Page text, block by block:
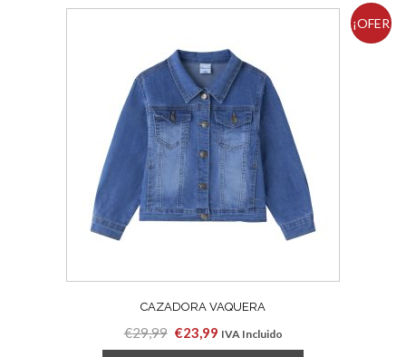
¡OFER
CAZADORA VAQUERA
€29,99 El
precio
€23,99El
precio
IVA Incluido